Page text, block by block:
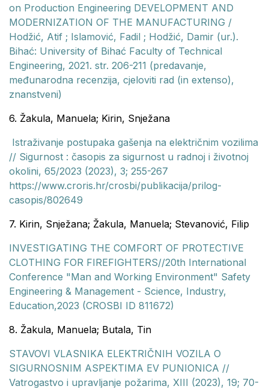
on Production Engineering DEVELOPMENT AND
MODERNIZATION OF THE MANUFACTURING /
Hodžić, Atif ; Islamović, Fadil ; Hodžić, Damir (ur.).
Bihać: University of Bihać Faculty of Technical
Engineering, 2021. str. 206-211 (predavanje,
međunarodna recenzija, cjeloviti rad (in extenso),
znanstveni)
6. Žakula, Manuela; Kirin, Snježana
Istraživanje postupaka gašenja na električnim vozilima
// Sigurnost : časopis za sigurnost u radnoj i životnoj
okolini, 65/2023 (2023), 3; 255-267
https://www.croris.hr/crosbi/publikacija/prilog-
casopis/802649
7. Kirin, Snježana; Žakula, Manuela; Stevanović, Filip
INVESTIGATING THE COMFORT OF PROTECTIVE
CLOTHING FOR FIREFIGHTERS//20th International
Conference "Man and Working Environment" Safety
Engineering & Management - Science, Industry,
Education,2023 (CROSBI ID 811672)
8. Žakula, Manuela; Butala, Tin
STAVOVI VLASNIKA ELEKTRIČNIH VOZILA O
SIGURNOSNIM ASPEKTIMA EV PUNIONICA //
Vatrogastvo i upravljanje požarima, XIII (2023), 19; 70-